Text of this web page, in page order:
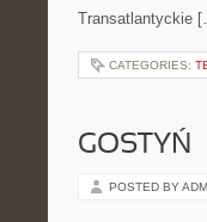
Transatlantyckie
CATEGORIES:
GOSTYŃ
POSTED BY